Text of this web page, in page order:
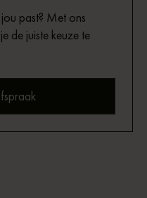
past? Met ons
de juiste keuze te